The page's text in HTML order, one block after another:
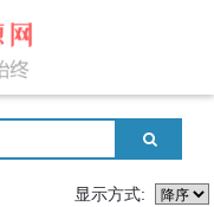
显示方式: